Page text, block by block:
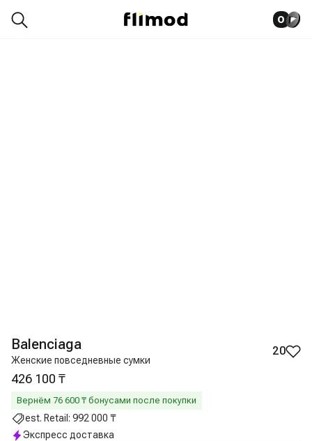
0
Balenciaga
Женские повседневные сумки
20
426 100 ₸
Вернём 76 600 ₸ бонусами после покупки
est. Retail: 992 000 ₸
Экспресс доставка